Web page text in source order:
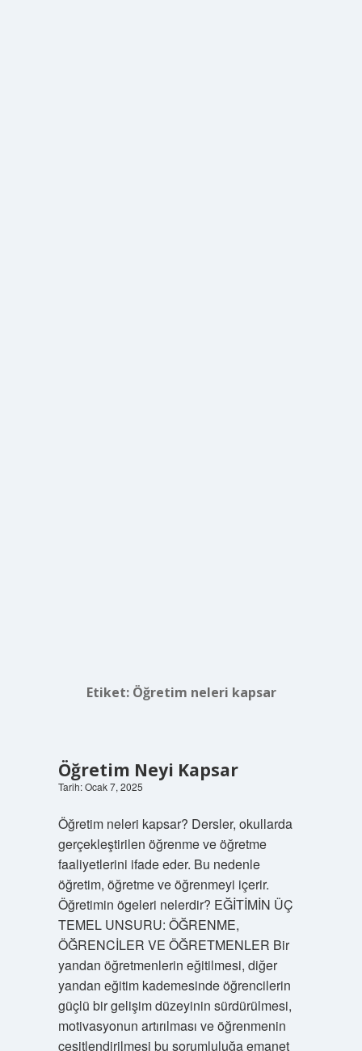
Etiket: Öğretim neleri kapsar
Öğretim Neyi Kapsar
Tarih: Ocak 7, 2025
Öğretim neleri kapsar? Dersler, okullarda
gerçekleştirilen öğrenme ve öğretme
faaliyetlerini ifade eder. Bu nedenle
öğretim, öğretme ve öğrenmeyi içerir.
Öğretimin ögeleri nelerdir? EĞİTİMİN ÜÇ
TEMEL UNSURU: ÖĞRENME,
ÖĞRENCİLER VE ÖĞRETMENLER Bir
yandan öğretmenlerin eğitilmesi, diğer
yandan eğitim kademesinde öğrencilerin
güçlü bir gelişim düzeyinin sürdürülmesi,
motivasyonun artırılması ve öğrenmenin
çeşitlendirilmesi bu sorumluluğa emanet